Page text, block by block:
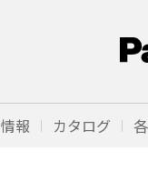
報 カタログ